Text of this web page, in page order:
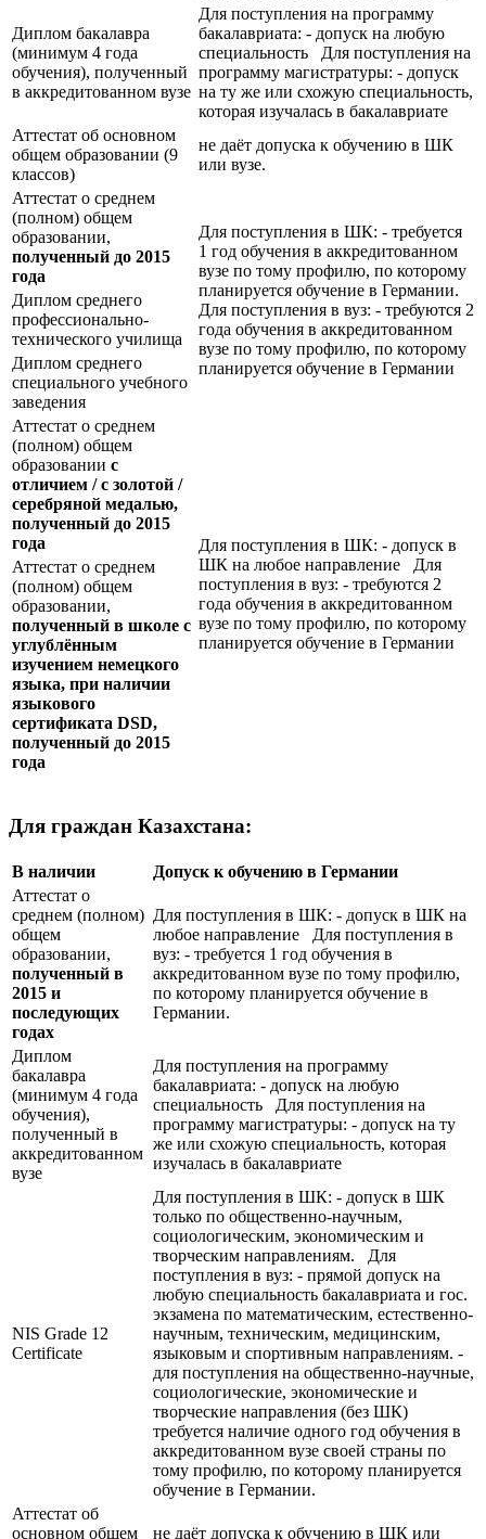
Диплом бакалавра
(минимум 4 года
обучения), полученный
в аккредитованном вузе
Для поступления на программу
бакалавриата: - допуск на любую
специальность Для поступления на
программу магистратуры: - допуск
на ту же или схожую специальность,
которая изучалась в бакалавриате
Аттестат об основном
общем образовании (9
классов)
не даёт допуска к обучению в ШК
или вузе.
Аттестат о среднем
(полном) общем
образовании,
полученный до 2015
года
Для поступления в ШК: - требуется
1 год обучения в аккредитованном
вузе по тому профилю, по которому
планируется обучение в Германии.
Для поступления в вуз: - требуются 2
года обучения в аккредитованном
вузе по тому профилю, по которому
планируется обучение в Германии
Диплом среднего
профессионально-
технического училища
Диплом среднего
специального учебного
заведения
Аттестат о среднем
(полном) общем
образовании с
отличием / с золотой /
серебряной медалью,
полученный до 2015
года
Для поступления в ШК: - допуск в
ШК на любое направление Для
поступления в вуз: - требуются 2
года обучения в аккредитованном
вузе по тому профилю, по которому
планируется обучение в Германии
Аттестат о среднем
(полном) общем
образовании,
полученный в школе с
углублённым
изучением немецкого
языка, при наличии
языкового
сертификата DSD,
полученный до 2015
года
Для граждан Казахстана:
В наличии
Допуск к обучению в Германии
Аттестат о
среднем (полном)
общем
образовании,
полученный в
2015 и
последующих
годах
Для поступления в ШК: - допуск в ШК на
любое направление Для поступления в
вуз: - требуется 1 год обучения в
аккредитованном вузе по тому профилю,
по которому планируется обучение в
Германии.
Диплом
бакалавра
(минимум 4 года
обучения),
полученный в
аккредитованном
вузе
Для поступления на программу
бакалавриата: - допуск на любую
специальность Для поступления на
программу магистратуры: - допуск на ту
же или схожую специальность, которая
изучалась в бакалавриате
NIS Grade 12
Certificate
Для поступления в ШК: - допуск в ШК
только по общественно-научным,
социологическим, экономическим и
творческим направлениям. Для
поступления в вуз: - прямой допуск на
любую специальность бакалавриата и гос.
экзамена по математическим, естественно-
научным, техническим, медицинским,
языковым и спортивным направлениям. -
для поступления на общественно-научные,
социологические, экономические и
творческие направления (без ШК)
требуется наличие одного год обучения в
аккредитованном вузе своей страны по
тому профилю, по которому планируется
обучение в Германии.
Аттестат об
основном общем
не даёт допуска к обучению в ШК или